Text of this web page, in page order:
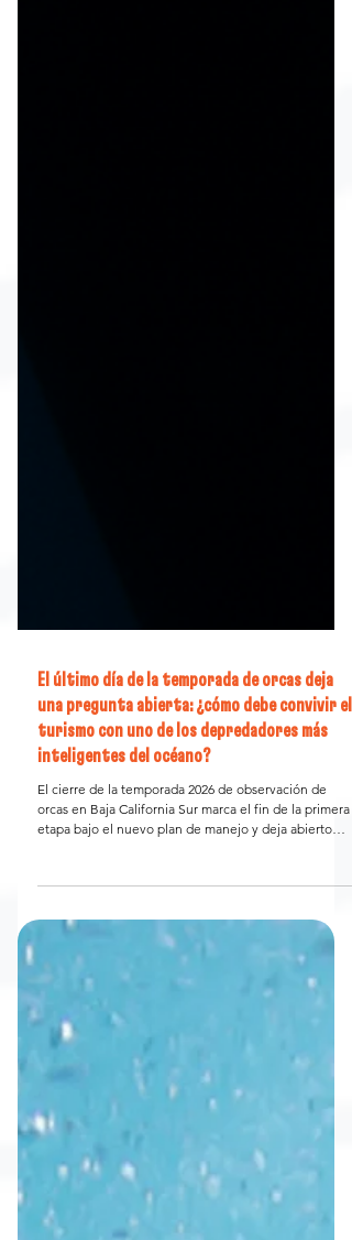
El último día de la temporada de orcas deja
una pregunta abierta: ¿cómo debe convivir el
turismo con uno de los depredadores más
inteligentes del océano?
etapa bajo el nuevo plan de manejo y deja abierto
naturaleza en México. En este análisis periodístico —
que no representa la postura institucional de Mares
de México— reunimos los argumentos de
investigadores, operadores y conservacionistas sobre
especies más inteligentes del océano.